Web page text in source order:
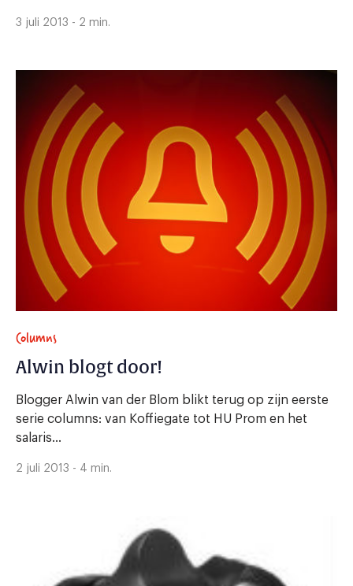
3 juli 2013 - 2 min.
Columns
Alwin blogt door!
Blogger Alwin van der Blom blikt terug op zijn eerste
serie columns: van Koffiegate tot HU Prom en het
salaris...
2 juli 2013 - 4 min.